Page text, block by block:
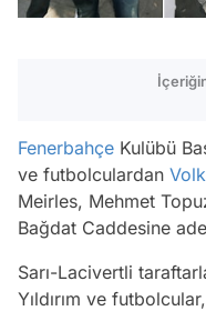
Fenerbahçe Kulübü
ve futbolculardan
Meirles, Mehmet
Bağdat Caddesine
Sarı-Lacivertli
Yıldırım ve